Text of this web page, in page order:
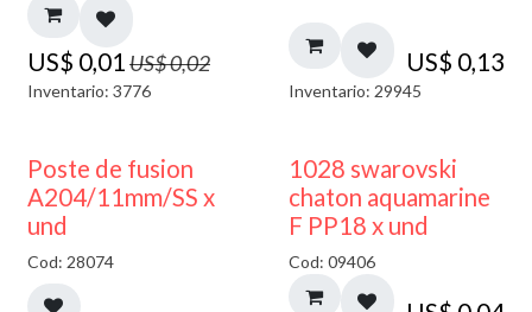
US$ 0,01 US$0,02
Inventario: 3776
US$ 0,13
Inventario: 29945
Poste de fusion
A204/11mm/SS x
und
Cod: 28074
1028 swarovski
chaton aquamarine
F PP18 x und
Cod: 09406